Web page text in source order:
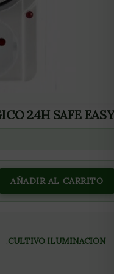
24H SAFE EASY
AÑADIR AL CARRITO
,CULTIVO,ILUMINACION